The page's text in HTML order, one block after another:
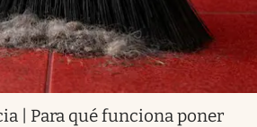
| Para qué funciona poner